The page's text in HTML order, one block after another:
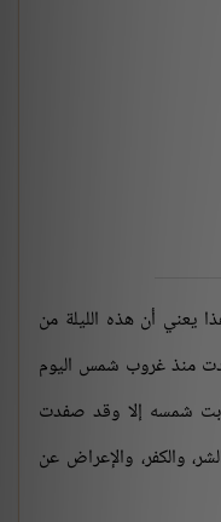
يعني أن هذه الليلة من
منذ غروب شمس اليوم
شمسه إلا وقد صفدت
والكفر، والإعراض عن